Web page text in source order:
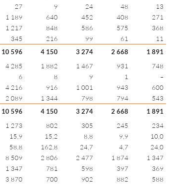
27 9 24 48
13
1 189 640 452 408
271
1 217 848 586 575
368
345 216 99 61
11
10 596 4 150 3 274 2 668
1 891
4 285 1 882 1 467 931
748
6 8 9 1
–
4 216 916 1 001 943
600
2 089 1 344 798 794
543
10 596 4 150 3 274 2 668
1 891
1 273 802 305 245
234
15,9 15,2 8,8 9,9
10,0
58,8 162,8 24,7 4,7
24,0
8 509 2 806 2 477 1 874
1 347
1 347 781 598 397
369
3 870 700 902 882
588